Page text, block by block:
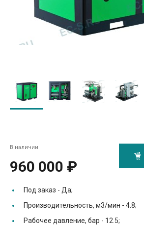
В наличии
960 000 ₽
Под заказ - Да;
Производительность, м3/мин - 4.8;
Рабочее давление, бар - 12.5;